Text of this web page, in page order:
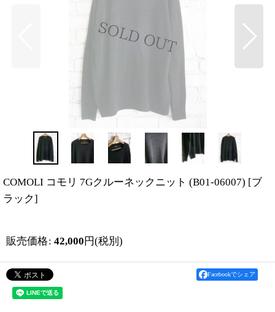
COMOLI コモリ 7Gクルーネックニット (B01-06007) [ブ
ラック]
販売価格: 42,000 円(税別)
Facebookでシェア